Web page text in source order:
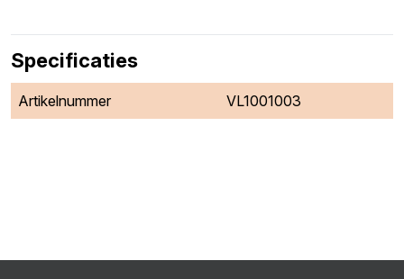
Specificaties
Artikelnummer VL1001003